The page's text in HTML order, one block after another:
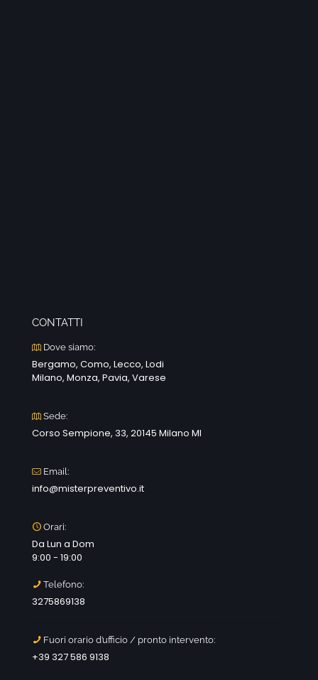
CONTATTI
Dove siamo:
Bergamo, Como, Lecco, Lodi
Milano, Monza, Pavia, Varese
Sede:
Corso Sempione, 33, 20145 Milano MI
Email:
info@misterpreventivo.it
Orari:
Da Lun a Dom
9:00 - 19:00
Telefono:
3275869138
Fuori orario d’ufficio / pronto intervento:
+39 327 586 9138